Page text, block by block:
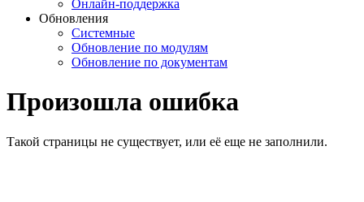
Онлайн-поддержка
Обновления
Системные
Обновление по модулям
Обновление по документам
Произошла ошибка
Такой страницы не существует, или её еще не заполнили.